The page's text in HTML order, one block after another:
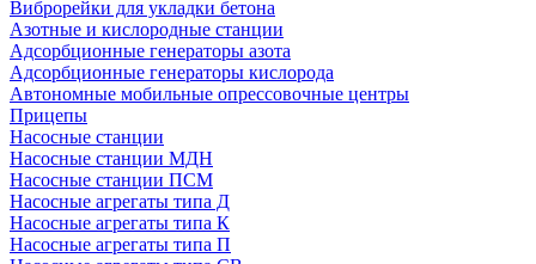
Виброрейки для укладки бетона
Азотные и кислородные станции
Адсорбционные генераторы азота
Адсорбционные генераторы кислорода
Автономные мобильные опрессовочные центры
Прицепы
Насосные станции
Насосные станции МДН
Насосные станции ПСМ
Насосные агрегаты типа Д
Насосные агрегаты типа К
Насосные агрегаты типа П